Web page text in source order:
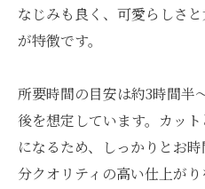
なじみも良く、可愛らしさ
が特徴です。
所要時間の目安は約3時間半
後を想定しています。カッ
になるため、しっかりとお
分クオリティの高い仕上が